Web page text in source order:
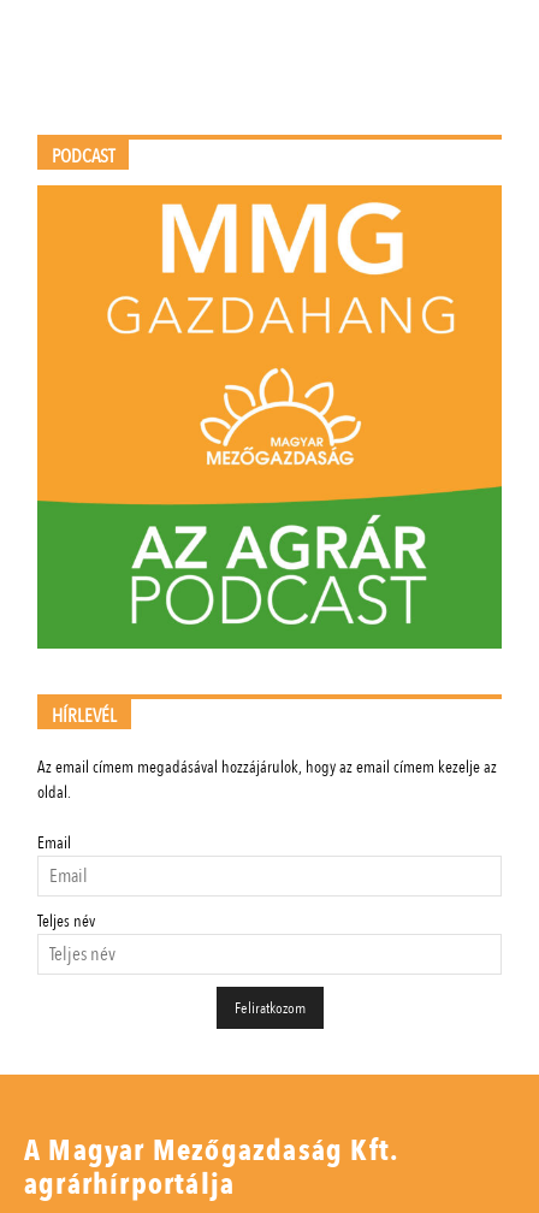
PODCAST
HÍRLEVÉL
Az email címem megadásával hozzájárulok, hogy az email címem kezelje az
oldal.
Email
Teljes név
A Magyar Mezőgazdaság Kft.
agrárhírportálja